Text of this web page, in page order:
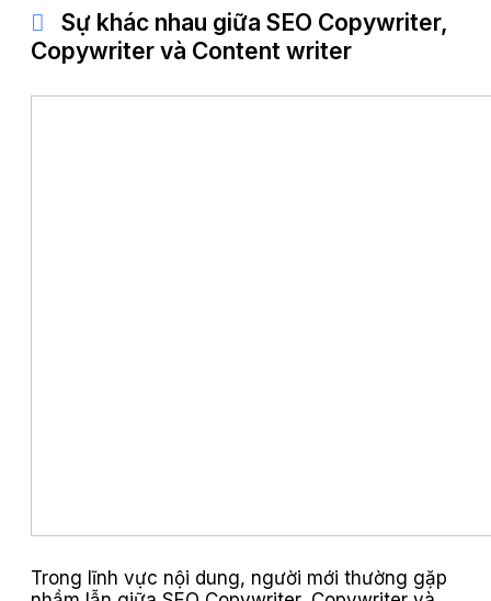
Sự khác nhau giữa SEO Copywriter,
Copywriter và Content writer
Trong lĩnh vực nội dung, người mới thường gặp